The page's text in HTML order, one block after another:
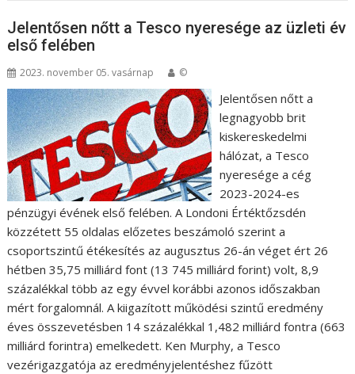
Jelentősen nőtt a Tesco nyeresége az üzleti év
első felében
2023. november 05. vasárnap ©
Jelentősen nőtt a
legnagyobb brit
kiskereskedelmi
hálózat, a Tesco
nyeresége a cég
2023-2024-es
pénzügyi évének első felében. A Londoni Értéktőzsdén
közzétett 55 oldalas előzetes beszámoló szerint a
csoportszintű étékesítés az augusztus 26-án véget ért 26
hétben 35,75 milliárd font (13 745 milliárd forint) volt, 8,9
százalékkal több az egy évvel korábbi azonos időszakban
mért forgalomnál. A kiigazított működési szintű eredmény
éves összevetésben 14 százalékkal 1,482 milliárd fontra (663
milliárd forintra) emelkedett. Ken Murphy, a Tesco
vezérigazgatója az eredményjelentéshez fűzött